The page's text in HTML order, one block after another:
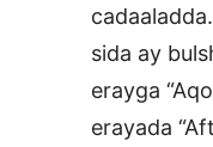
sida ay
erayga
erayada